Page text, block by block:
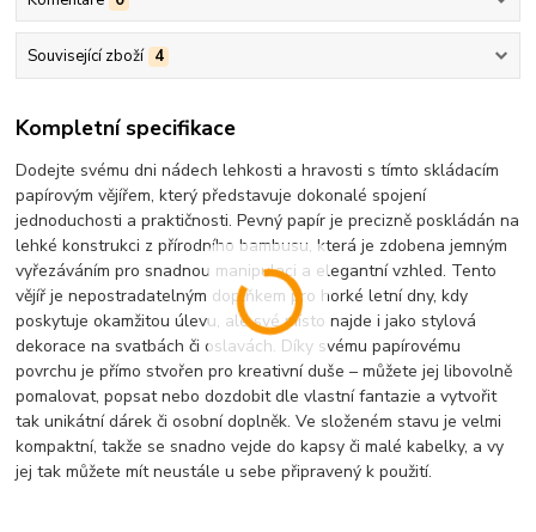
Související zboží 4
Kompletní specifikace
Dodejte svému dni nádech lehkosti a hravosti s tímto skládacím
papírovým vějířem, který představuje dokonalé spojení
jednoduchosti a praktičnosti. Pevný papír je precizně poskládán na
lehké konstrukci z přírodního bambusu, která je zdobena jemným
vyřezáváním pro snadnou manipulaci a elegantní vzhled. Tento
vějíř je nepostradatelným doplňkem pro horké letní dny, kdy
poskytuje okamžitou úlevu, ale své místo najde i jako stylová
dekorace na svatbách či oslavách. Díky svému papírovému
povrchu je přímo stvořen pro kreativní duše – můžete jej libovolně
pomalovat, popsat nebo dozdobit dle vlastní fantazie a vytvořit
tak unikátní dárek či osobní doplněk. Ve složeném stavu je velmi
kompaktní, takže se snadno vejde do kapsy či malé kabelky, a vy
jej tak můžete mít neustále u sebe připravený k použití.